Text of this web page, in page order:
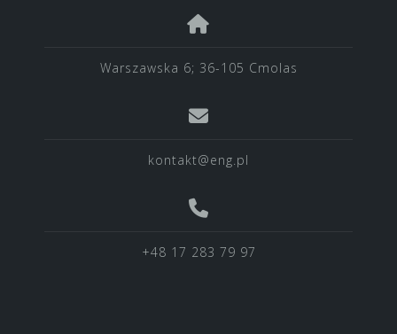
Warszawska 6; 36-105 Cmolas
kontakt@eng.pl
+48 17 283 79 97